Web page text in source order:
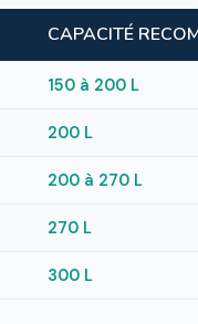
CAPACITÉ
150 à 200 L
200 L
200 à 270 L
270 L
300 L